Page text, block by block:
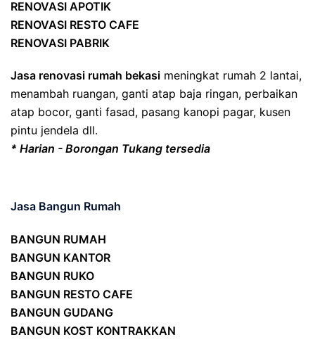
RENOVASI APOTIK
RENOVASI RESTO CAFE
RENOVASI PABRIK
Jasa renovasi rumah bekasi meningkat rumah 2 lantai,
menambah ruangan, ganti atap baja ringan, perbaikan
atap bocor, ganti fasad, pasang kanopi pagar, kusen
pintu jendela dll.
* Harian - Borongan Tukang tersedia
Jasa Bangun Rumah
BANGUN RUMAH
BANGUN KANTOR
BANGUN RUKO
BANGUN RESTO CAFE
BANGUN GUDANG
BANGUN KOST KONTRAKKAN